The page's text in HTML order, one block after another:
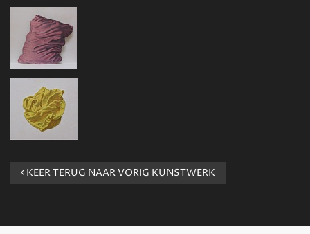
KEER TERUG NAAR VORIG KUNSTWERK